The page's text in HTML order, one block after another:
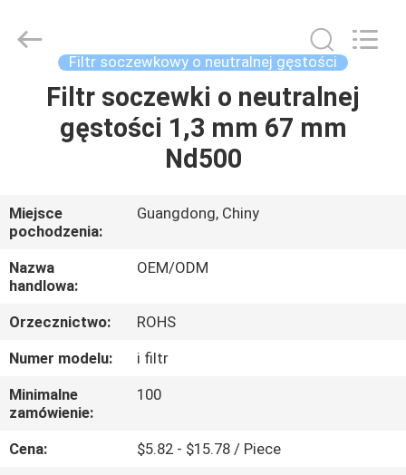
DOM
O
NAS
WYCIECZKA
PO
FABRYCE
KONTROLA
JAKOŚCI
Technology
Ltd..
Filtr soczewkowy o neutralnej gęstości
Filtr soczewki o neutralnej
gęstości 1,3 mm 67 mm
Nd500
Miejsce
pochodzenia:
Guangdong, Chiny
Nazwa
handlowa:
OEM/ODM
Orzecznictwo:
ROHS
Numer modelu:
i filtr
Minimalne
zamówienie:
100
Cena:
$5.82 - $15.78 / Piece